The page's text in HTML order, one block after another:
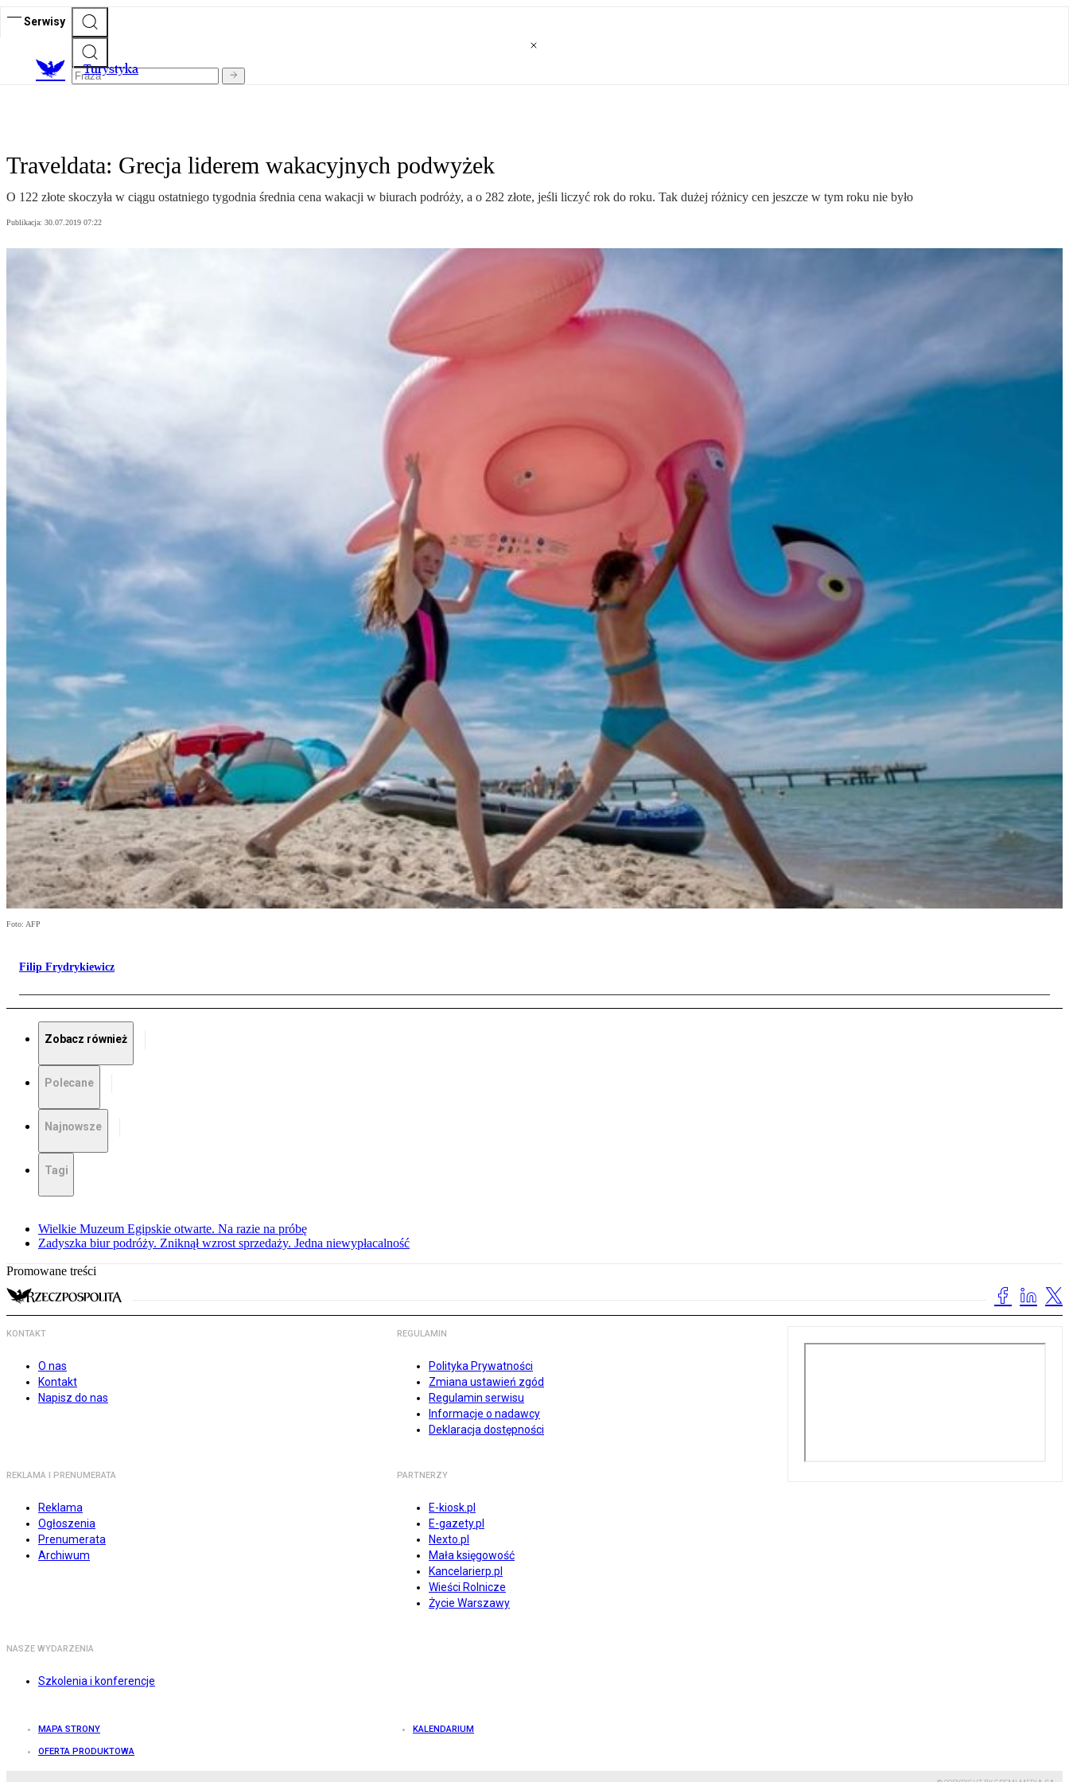
Serwisy
Turystyka
Traveldata: Grecja liderem wakacyjnych podwyżek
O 122 złote skoczyła w ciągu ostatniego tygodnia średnia cena wakacji w biurach podróży, a o 282 złote, jeśli liczyć rok do roku. Tak dużej różnicy cen jeszcze w tym roku nie było
Publikacja: 30.07.2019 07:22
Foto: AFP
Filip Frydrykiewicz
Zobacz również
Polecane
Najnowsze
Tagi
Wielkie Muzeum Egipskie otwarte. Na razie na próbę
Zadyszka biur podróży. Zniknął wzrost sprzedaży. Jedna niewypłacalność
Promowane treści
KONTAKT
O nas
Kontakt
Napisz do nas
REGULAMIN
Polityka Prywatności
Zmiana ustawień zgód
Regulamin serwisu
Informacje o nadawcy
Deklaracja dostępności
REKLAMA I PRENUMERATA
Reklama
Ogłoszenia
Prenumerata
Archiwum
PARTNERZY
E-kiosk.pl
E-gazety.pl
Nexto.pl
Mała księgowość
Kancelarierp.pl
Wieści Rolnicze
Życie Warszawy
NASZE WYDARZENIA
Szkolenia i konferencje
MAPA STRONY KALENDARIUM
OFERTA PRODUKTOWA